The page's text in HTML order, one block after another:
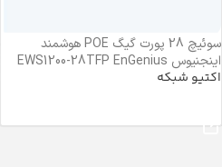
سوئیچ 28 پورت گیگ POE هوشمند
اینجنیوس EWS1200-28TFP EnGenius
اکتیو شبکه